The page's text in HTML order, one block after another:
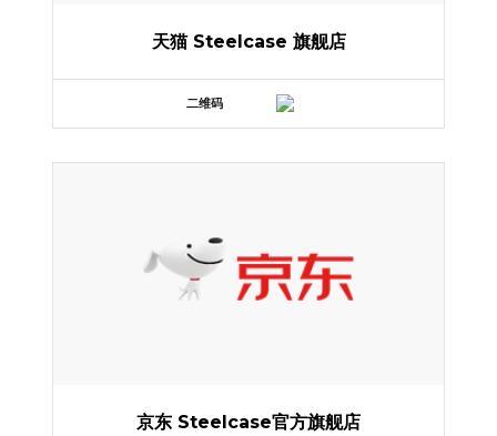
天猫 Steelcase 旗舰店
二维码
京东 Steelcase官方旗舰店